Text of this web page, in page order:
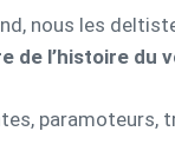
nous les
de l’histoire du